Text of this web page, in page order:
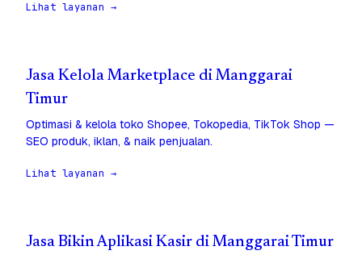
Lihat layanan →
Jasa Kelola Marketplace di Manggarai
Timur
Optimasi & kelola toko Shopee, Tokopedia, TikTok Shop —
SEO produk, iklan, & naik penjualan.
Lihat layanan →
Jasa Bikin Aplikasi Kasir di Manggarai Timur